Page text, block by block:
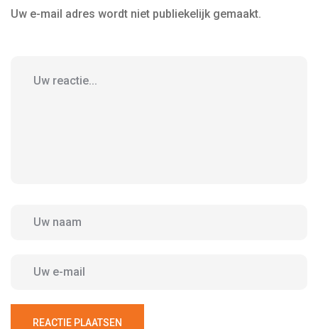
Uw e-mail adres wordt niet publiekelijk gemaakt.
REACTIE PLAATSEN